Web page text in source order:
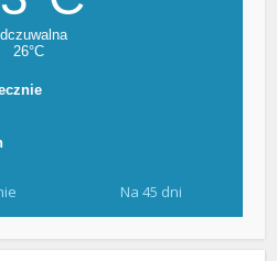
Na 45 dni